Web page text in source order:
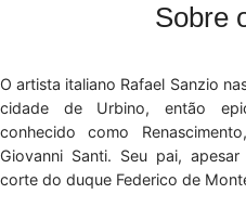
Sobre
O artista italiano Rafael Sanzio
cidade de Urbino, então
conhecido como
Giovanni Santi. Seu pai,
corte do duque Federico de